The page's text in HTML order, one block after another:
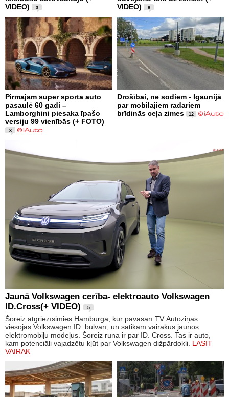
VIDEO)
3
VIDEO)
8
Pirmajam super sporta auto
pasaulē 60 gadi –
Lamborghini piesaka īpašo
versiju 99 vienībās (+ FOTO)
3
Drošībai, ne sodiem - Igaunijā
par mobilajiem radariem
brīdinās ceļa zimes
12
Jaunā Volkswagen cerība- elektroauto Volkswagen
ID.Cross(+ VIDEO)
5
Šoreiz atgriezīsimies Hamburgā, kur pavasarī TV Autoziņas
viesojās Volkswagen ID. bulvārī, un satikām vairākus jaunos
elektromobiļu modeļus. Šoreiz runa ir par ID. Cross. Tas ir auto,
kam potenciāli vajadzētu kļūt par Volkswagen dižpārdokli. LASĪT
VAIRĀK